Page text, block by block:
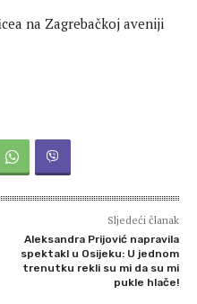
na Zagrebačkoj aveniji
Sljedeći članak
Aleksandra Prijović napravila
spektakl u Osijeku: U jednom
trenutku rekli su mi da su mi
pukle hlače!